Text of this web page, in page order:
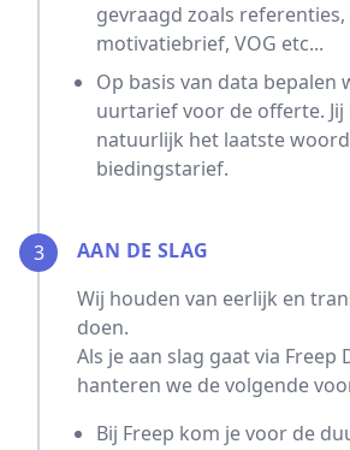
gevraagd zoals
motivatiebrief, VOG etc...
Op basis van data bepalen
uurtarief voor de offerte.
natuurlijk het laatste
biedingstarief.
3
AAN DE SLAG
Wij houden van eerlijk en
doen.
Als je aan slag gaat via Freep
hanteren we de volgende
Bij Freep kom je voor de